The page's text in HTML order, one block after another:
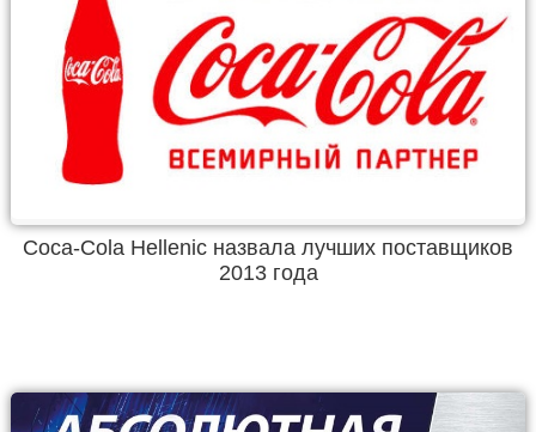
Coca-Cola Hellenic назвала лучших поставщиков
2013 года